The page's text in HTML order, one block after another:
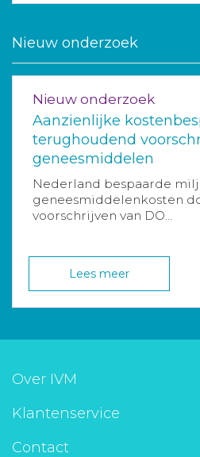
Nieuw onderzoek
Nieuw onderzoek
Aanzienlijke
terughoudend
geneesmiddelen
Nederland bespaarde
geneesmiddelenkosten
voorschrijven van DO...
Lees meer
Over IVM
Klantenservice
Contact